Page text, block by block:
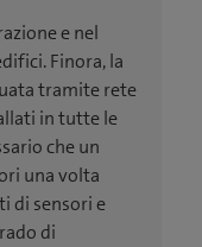
e nel
Finora, la
tramite rete
in tutte le
che un
una volta
di sensori e
di